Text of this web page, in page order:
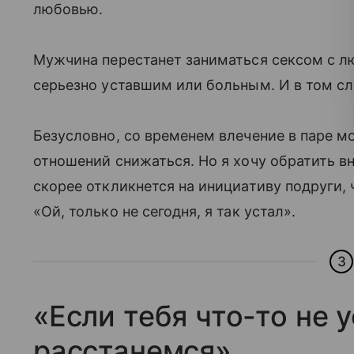
любовью.
Мужчина перестанет заниматься сексом с
серьезно уставшим или больным. И в том
Безусловно, со временем влечение в паре
отношений снижаться. Но я хочу обратить
скорее откликнется на инициативу
«Ой, только не сегодня, я так устал».
3
«Если тебя что-то не